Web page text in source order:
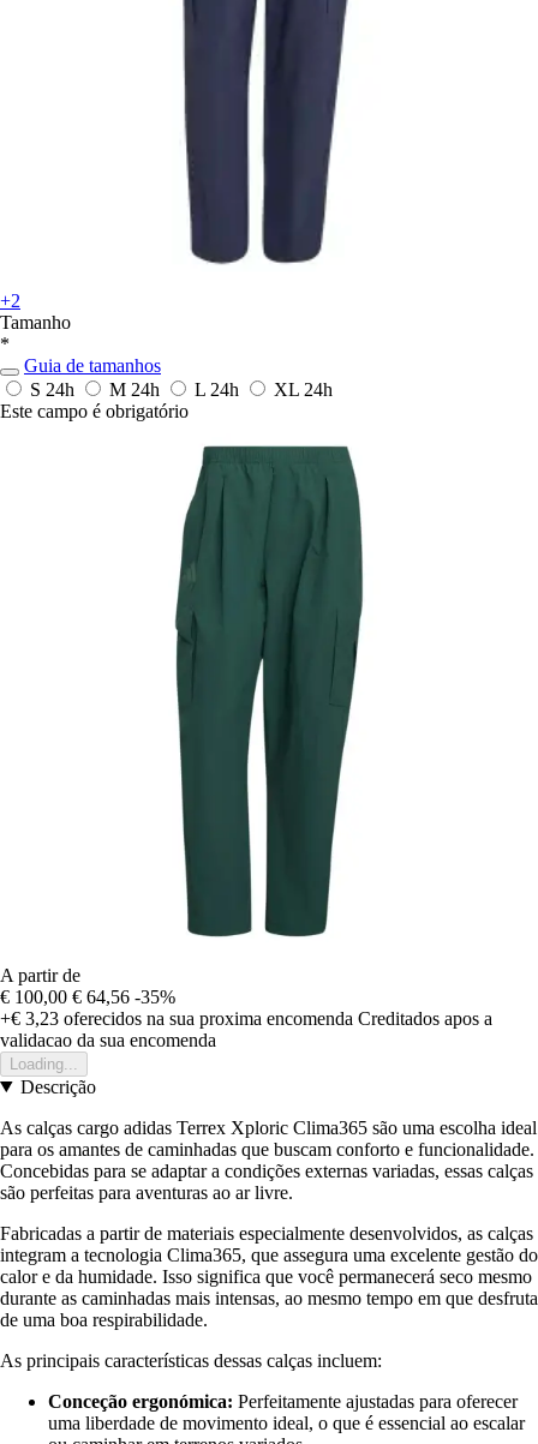
+2
Tamanho
*
Guia de tamanhos
S 24h M 24h L 24h XL 24h
Este campo é obrigatório
A partir de
€ 100,00 € 64,56 -35%
+€ 3,23 oferecidos na sua proxima encomenda Creditados apos a
validacao da sua encomenda
Loading...
Descrição
As calças cargo adidas Terrex Xploric Clima365 são uma escolha ideal
para os amantes de caminhadas que buscam conforto e funcionalidade.
Concebidas para se adaptar a condições externas variadas, essas calças
são perfeitas para aventuras ao ar livre.
Fabricadas a partir de materiais especialmente desenvolvidos, as calças
integram a tecnologia Clima365, que assegura uma excelente gestão do
calor e da humidade. Isso significa que você permanecerá seco mesmo
durante as caminhadas mais intensas, ao mesmo tempo em que desfruta
de uma boa respirabilidade.
As principais características dessas calças incluem:
Conceção ergonómica: Perfeitamente ajustadas para oferecer
uma liberdade de movimento ideal, o que é essencial ao escalar